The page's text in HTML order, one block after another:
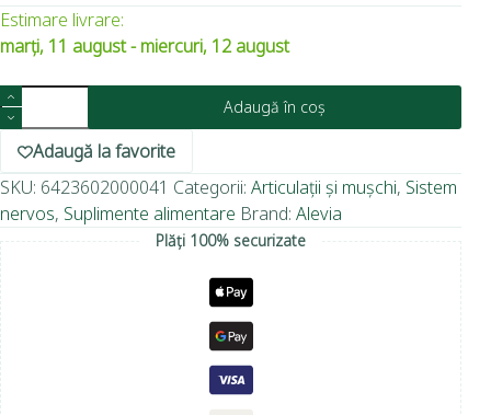
Estimare livrare:
marți, 11 august - miercuri, 12 august
Adaugă în coș
Adaugă la favorite
SKU: 6423602000041 Categorii: Articulații și mușchi, Sistem
nervos, Suplimente alimentare Brand: Alevia
Plăți 100% securizate